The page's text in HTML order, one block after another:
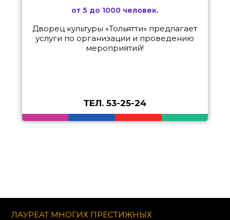
от 5 до 1000 человек.
Дворец культуры «Тольятти» предлагает
услуги по организации и проведению
мероприятий!
ТЕЛ. 53-25-24
ЛАУРЕАТ МНОГИХ ПРЕСТИЖНЫХ